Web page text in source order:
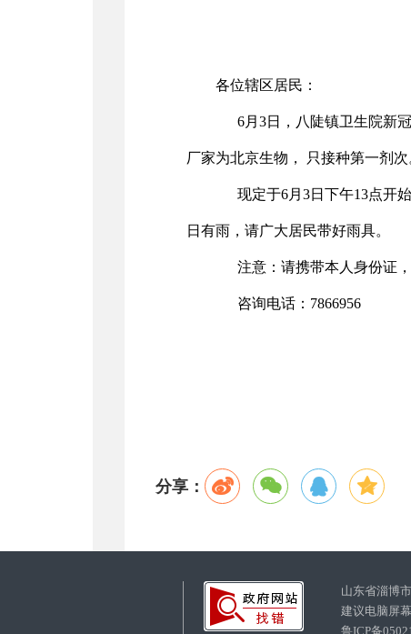
各位辖区居民：
6月3日，八陡镇卫生院新冠
厂家为北京生物， 只接种第一剂次
现定于6月3日下午13点开始
日有雨，请广大居民带好雨具。
注意：请携带本人身份证，
咨询电话：7866956
分享：
山东省淄博
建议电脑屏
鲁ICP备